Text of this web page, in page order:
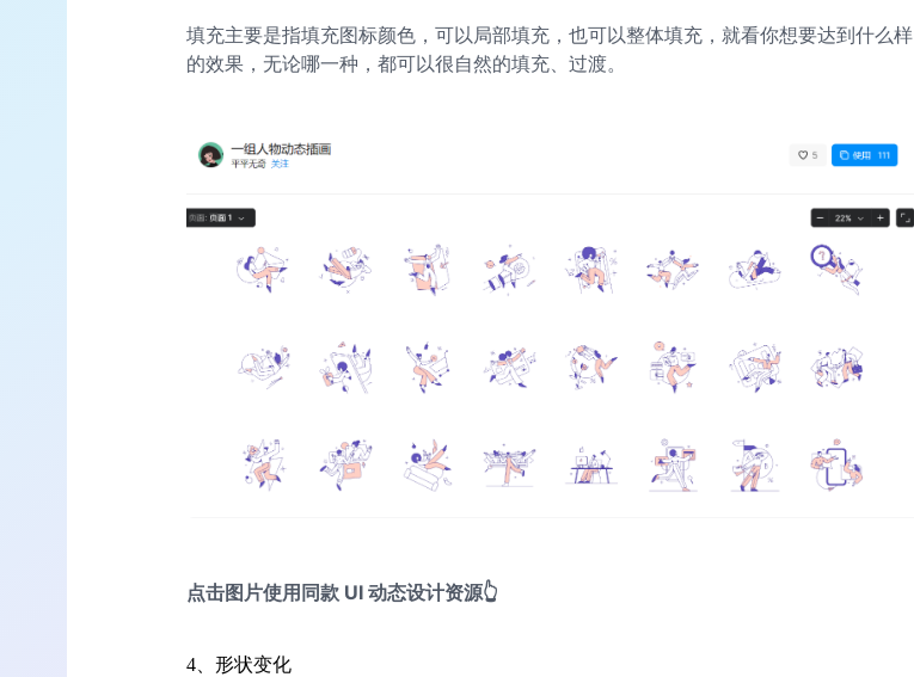
填充主要是指填充图标颜色，可以局部填充，也可以整体填充，就看你想要达到什么样
的效果，无论哪一种，都可以很自然的填充、过渡。
点击图片使用同款 UI 动态设计资源👆
4、形状变化